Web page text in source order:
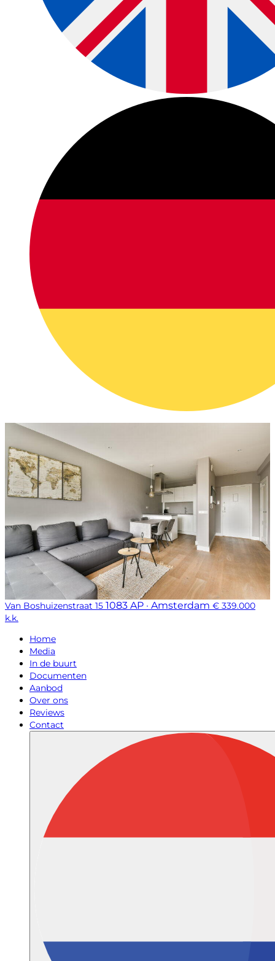
Van Boshuizenstraat 15 1083 AP · Amsterdam € 339.000
k.k.
Home
Media
In de buurt
Documenten
Aanbod
Over ons
Reviews
Contact